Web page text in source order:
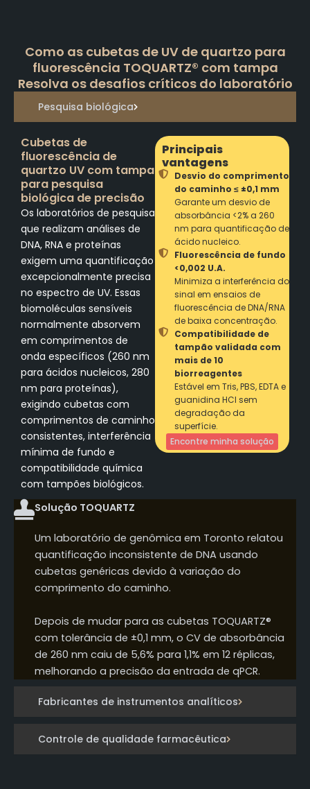
Como as cubetas de UV de quartzo para
fluorescência TOQUARTZ® com tampa
Resolva os desafios críticos do laboratório
Pesquisa biológica
Fabricantes de instrumentos analíticos
Controle de qualidade farmacêutica
Cubetas de
fluorescência de
quartzo UV com tampa
para pesquisa
biológica de precisão
Os laboratórios de pesquisa
que realizam análises de
DNA, RNA e proteínas
exigem uma quantificação
excepcionalmente precisa
no espectro de UV. Essas
biomoléculas sensíveis
normalmente absorvem
em comprimentos de
onda específicos (260 nm
para ácidos nucleicos, 280
nm para proteínas),
exigindo cubetas com
comprimentos de caminho
consistentes, interferência
mínima de fundo e
compatibilidade química
com tampões biológicos.
Principais
vantagens
Desvio do comprimento
do caminho ≤ ±0,1 mm
Garante um desvio de
absorbância <2% a 260
nm para quantificação de
ácido nucleico.
Fluorescência de fundo
<0,002 U.A.
Minimiza a interferência do
sinal em ensaios de
fluorescência de DNA/RNA
de baixa concentração.
Compatibilidade de
tampão validada com
mais de 10
biorreagentes
Estável em Tris, PBS, EDTA e
guanidina HCl sem
degradação da
superfície.
Encontre minha solução
Solução TOQUARTZ
Um laboratório de genômica em Toronto relatou
quantificação inconsistente de DNA usando
cubetas genéricas devido à variação do
comprimento do caminho.
Depois de mudar para as cubetas TOQUARTZ®
com tolerância de ±0,1 mm, o CV de absorbância
de 260 nm caiu de 5,6% para 1,1% em 12 réplicas,
melhorando a precisão da entrada de qPCR.